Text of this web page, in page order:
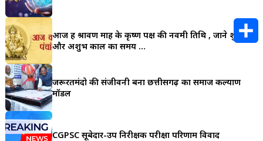
आज हैं श्रावण माह के कृष्ण पक्ष की नवमी तिथि , जाने शुभ
और अशुभ काल का समय …
जरूरतमंदो की संजीवनी बना छत्तीसगढ़ का समाज कल्याण
मॉडल
CGPSC सूबेदार-उप निरीक्षक परीक्षा परिणाम विवाद
h